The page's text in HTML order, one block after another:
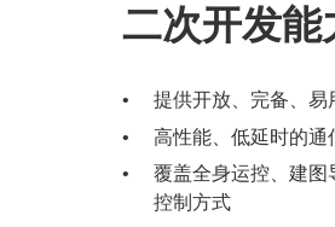
二次开发能
提供开放、完备、易
高性能、低延时的通
覆盖全身运控、建图
控制方式